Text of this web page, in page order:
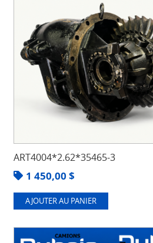
ART4004*2.62*35465-3
1 450,00 $
AJOUTER AU PANIER